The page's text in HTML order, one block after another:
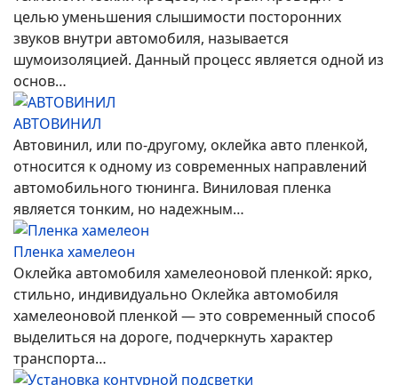
целью уменьшения слышимости посторонних
звуков внутри автомобиля, называется
шумоизоляцией. Данный процесс является одной из
основ…
АВТОВИНИЛ
Автовинил, или по-другому, оклейка авто пленкой,
относится к одному из современных направлений
автомобильного тюнинга. Виниловая пленка
является тонким, но надежным…
Пленка хамелеон
Оклейка автомобиля хамелеоновой пленкой: ярко,
стильно, индивидуально Оклейка автомобиля
хамелеоновой пленкой — это современный способ
выделиться на дороге, подчеркнуть характер
транспорта…